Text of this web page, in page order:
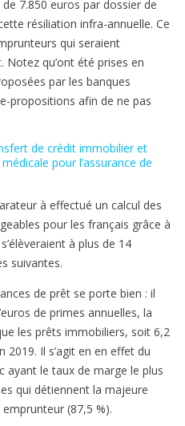
7.850 euros par dossier de
résiliation infra-annuelle. Ce
qui seraient
qu’ont été prises en
par les banques
propositions afin de ne pas
de crédit immobilier et
pour l’assurance de
à effectué un calcul des
pour les français grâce à
à plus de 14
suivantes.
de prêt se porte bien : il
de primes annuelles, la
les prêts immobiliers, soit 6,2
2019. Il s’agit en en effet du
ayant le taux de marge le plus
qui détiennent la majeure
(87,5 %).